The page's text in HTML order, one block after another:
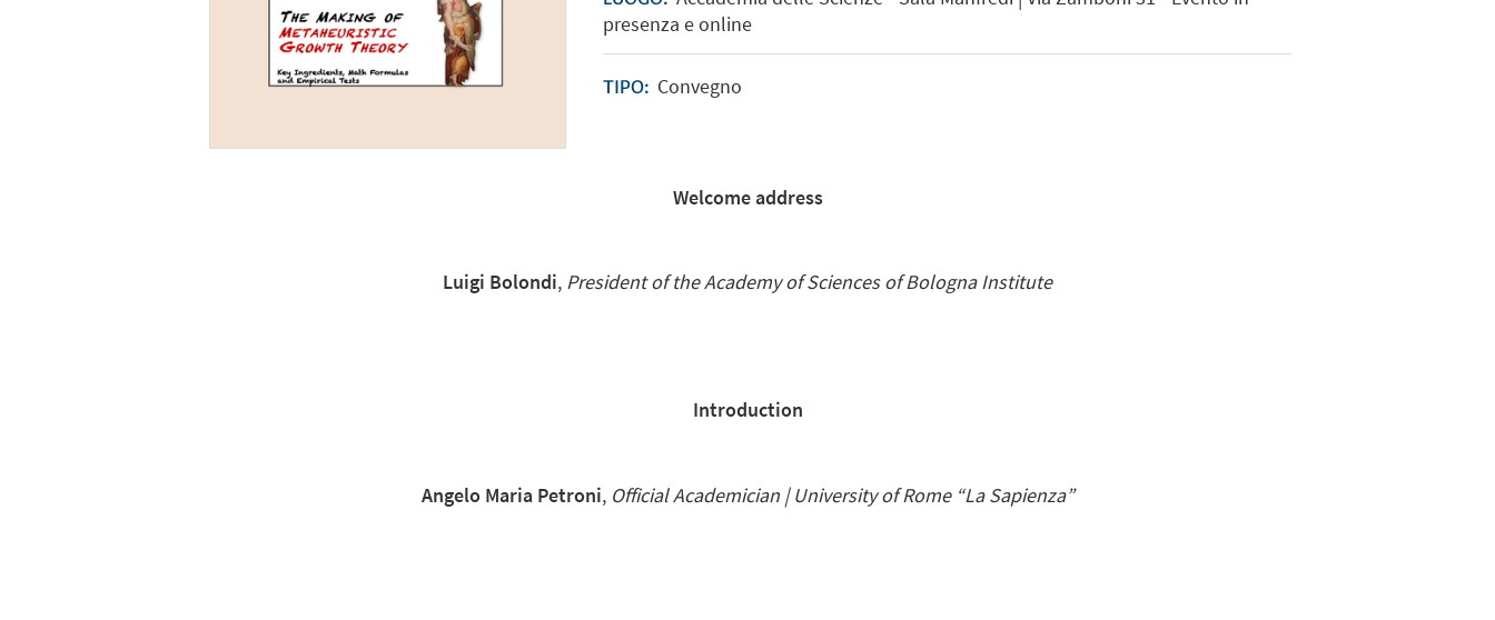
presenza e online
TIPO: Convegno
Welcome address
Luigi Bolondi, President of the Academy of Sciences of Bologna Institute
Introduction
Angelo Maria Petroni, Official Academician | University of Rome “La Sapienza”